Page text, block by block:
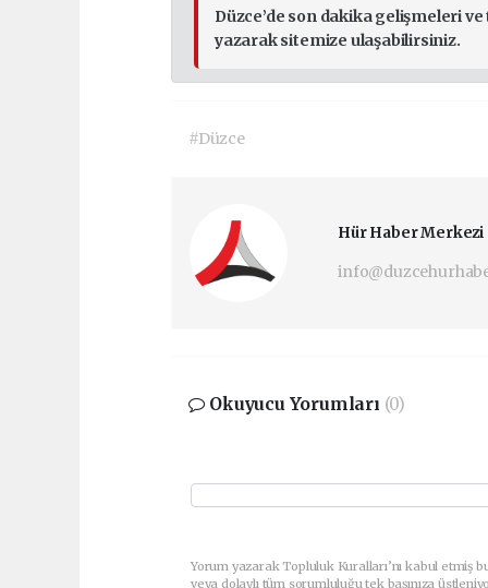
Düzce’de son dakika gelişmeleri
yazarak sitemize ulaşabilirsiniz.
#Düzce
Hür Haber Merkezi
Okuyucu Yorumları (0)
Yorum yazarak Topluluk Kuralları’nı kabul etmiş
veya dolaylı tüm sorumluluğu tek başınıza